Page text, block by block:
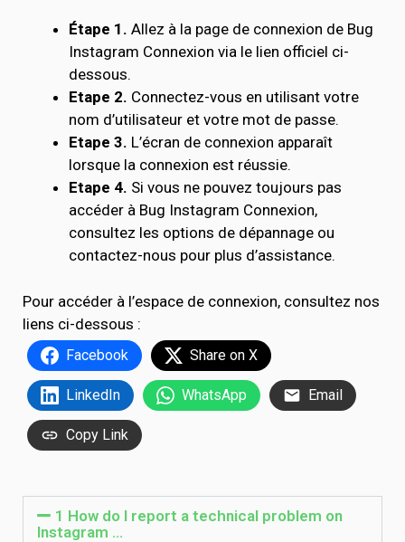
Étape 1. Allez à la page de connexion de Bug
Instagram Connexion via le lien officiel ci-
dessous.
Etape 2. Connectez-vous en utilisant votre
nom d’utilisateur et votre mot de passe.
Etape 3. L’écran de connexion apparaît
lorsque la connexion est réussie.
Etape 4. Si vous ne pouvez toujours pas
accéder à Bug Instagram Connexion,
consultez les options de dépannage ou
contactez-nous pour plus d’assistance.
Pour accéder à l’espace de connexion, consultez nos
liens ci-dessous :
Facebook Share on X
LinkedIn WhatsApp Email
Copy Link
1 How do I report a technical problem on
Instagram ...